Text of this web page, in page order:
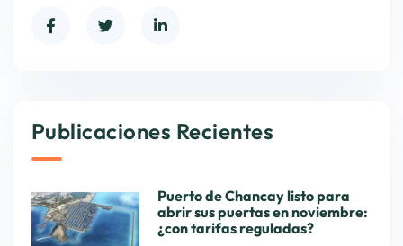
Publicaciones Recientes
Puerto de Chancay listo para
abrir sus puertas en noviembre:
¿con tarifas reguladas?